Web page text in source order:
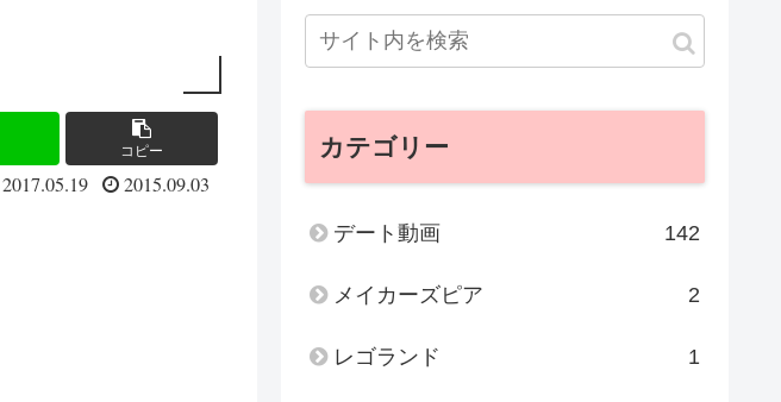
コピー
2017.05.19 2015.09.03
カテゴリー
デート動画 142
メイカーズピア 2
レゴランド 1